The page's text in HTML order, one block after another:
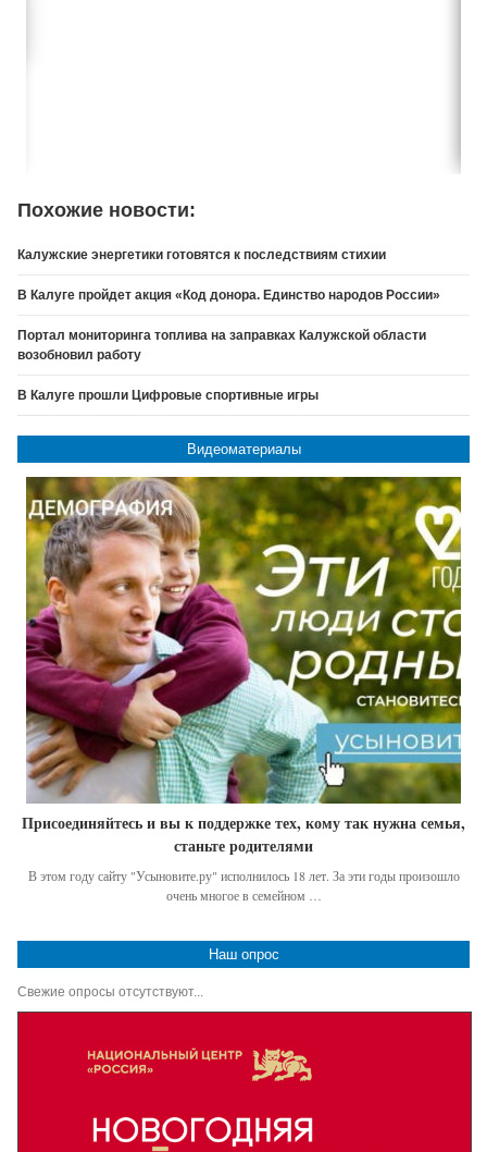
Похожие новости:
Калужские энергетики готовятся к последствиям стихии
В Калуге пройдет акция «Код донора. Единство народов России»
Портал мониторинга топлива на заправках Калужской области
возобновил работу
В Калуге прошли Цифровые спортивные игры
Видеоматериалы
Присоединяйтесь и вы к поддержке тех, кому так нужна семья,
станьте родителями
В этом году сайту "Усыновите.ру" исполнилось 18 лет. За эти годы произошло
очень многое в семейном …
Наш опрос
Свежие опросы отсутствуют...